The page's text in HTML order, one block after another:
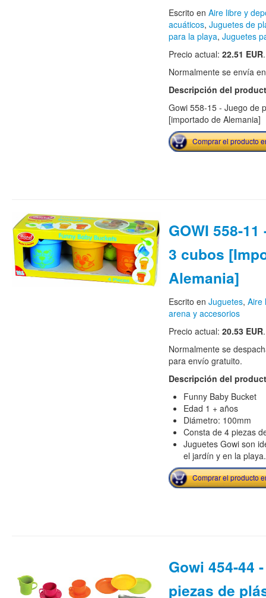
Escrito en Aire libre y
acuáticos, Juguetes de
para la playa, Juguetes
Precio actual: 22.51 EUR.
Normalmente se envía
Descripción del
Gowi 558-15 - Juego de
[importado de Alemania]
Comprar el producto
GOWI 558-11
3 cubos
Alemania]
Escrito en Juguetes, Aire
arena y accesorios
Precio actual: 20.53 EUR.
Normalmente se
para envío gratuito.
Descripción del
Funny Baby Bucket
Edad 1 + años
Diámetro: 100mm
Consta de 4 piezas
Juguetes Gowi son
el jardín y en la playa.
Comprar el producto
Gowi 454-44
piezas de